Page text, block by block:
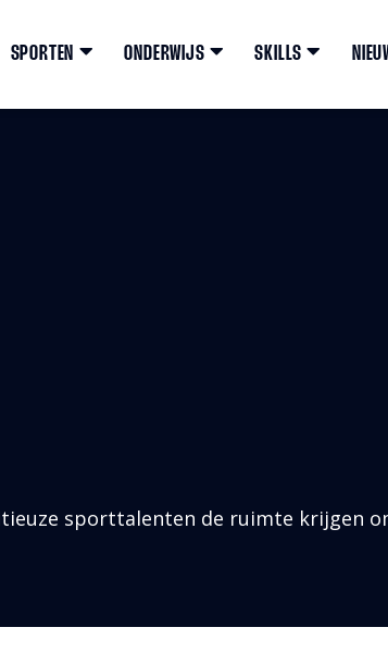
SPORTEN ONDERWIJS SKILLS
sporttalenten de ruimte krijgen